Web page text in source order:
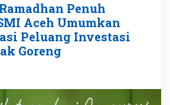
Penuh
Aceh Umumkan
Peluang Investasi
Goreng